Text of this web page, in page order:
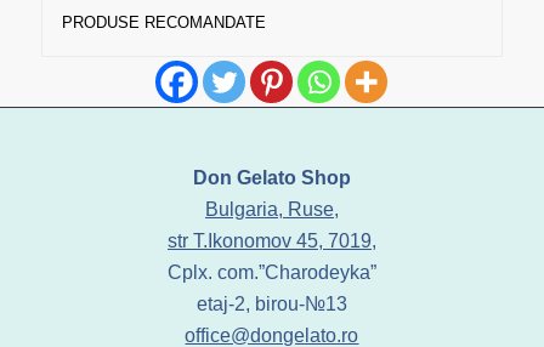
PRODUSE RECOMANDATE
Don Gelato Shop
Bulgaria, Ruse,
str T.Ikonomov 45, 7019,
Cplx. com.”Charodeyka”
etaj-2, birou-№13
office@dongelato.ro